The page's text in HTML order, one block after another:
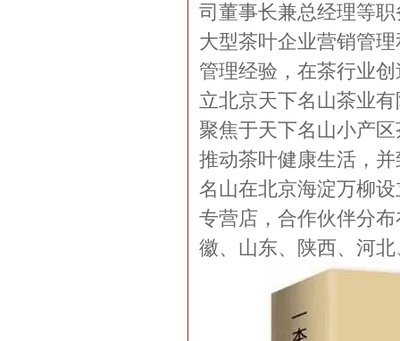
司董事长兼总经理等
大型茶叶企业营销管
管理经验，在茶行业
立北京天下名山茶业
聚焦于天下名山小产
推动茶叶健康生活，
名山在北京海淀万柳
专营店，合作伙伴分
徽、山东、陕西、河